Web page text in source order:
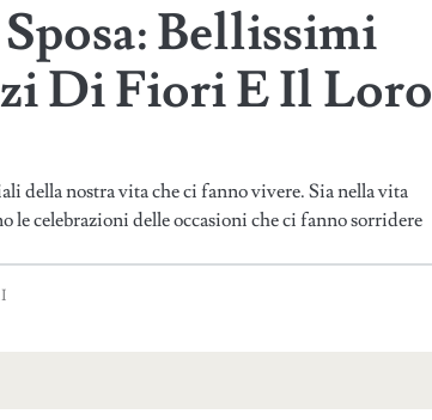
Bellissimi
Di Fiori E Il Loro
della nostra vita che ci fanno vivere. Sia nella vita
le celebrazioni delle occasioni che ci fanno sorridere